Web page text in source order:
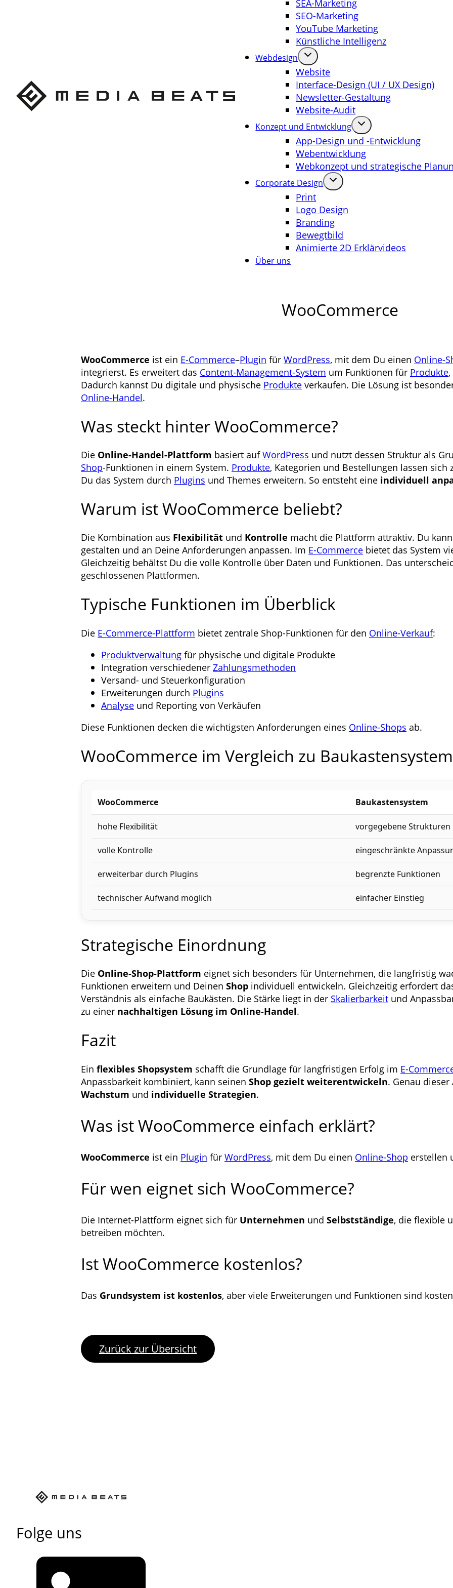
SEA-Marketing
SEO-Marketing
YouTube Marketing
Künstliche Intelligenz
Webdesign
Website
Interface-Design (UI / UX Design)
Newsletter-Gestaltung
Website-Audit
Konzept und Entwicklung
App-Design und -Entwicklung
Webentwicklung
Webkonzept und strategische
Corporate Design
Print
Logo Design
Branding
Bewegtbild
Animierte 2D Erklärvideos
Über uns
WooCommerce
WooCommerce ist ein E-Commerce–Plugin für WordPress, mit dem Du einen Online-
integrierst. Es erweitert das Content-Management-System um Funktionen für Produkte,
Dadurch kannst Du digitale und physische Produkte verkaufen. Die Lösung ist
Online-Handel.
Was steckt hinter WooCommerce?
Die Online-Handel-Plattform basiert aufWordPress und nutzt dessen Struktur als
Shop-Funktionen in einem System. Produkte, Kategorien und Bestellungen lassen
Du das System durch Plugins und Themes erweitern. So entsteht eine individuell
Warum ist WooCommerce beliebt?
Die Kombination aus Flexibilität und Kontrolle macht die Plattform attraktiv. Du
gestalten und an Deine Anforderungen anpassen. Im E-Commerce bietet das System
Gleichzeitig behältst Du die volle Kontrolle über Daten und Funktionen. Das
geschlossenen Plattformen.
Typische Funktionen im Überblick
Die E-Commerce-Plattform bietet zentrale Shop-Funktionen für den Online-Verkauf:
Produktverwaltung für physische und digitale Produkte
Integration verschiedener Zahlungsmethoden
Versand- und Steuerkonfiguration
Erweiterungen durch Plugins
Analyse und Reporting von Verkäufen
Diese Funktionen decken die wichtigsten Anforderungen eines Online-Shops ab.
WooCommerce im Vergleich zu
WooCommerce Baukastensystem
hohe Flexibilität vorgegebene Strukturen
volle Kontrolle eingeschränkte
erweiterbar durch Plugins begrenzte Funktionen
technischer Aufwand möglich einfacher Einstieg
Strategische Einordnung
Die Online-Shop-Plattform eignet sich besonders für Unternehmen, die langfristig
Funktionen erweitern und Deinen Shop individuell entwickeln. Gleichzeitig erfordert
Verständnis als einfache Baukästen. Die Stärke liegt in der Skalierbarkeit und
zu einer nachhaltigen Lösung im Online-Handel.
Fazit
Ein flexibles Shopsystem schafft die Grundlage für langfristigen Erfolg im E-
Anpassbarkeit kombiniert, kann seinen Shop gezielt weiterentwickeln. Genau
Wachstum und individuelle Strategien.
Was ist WooCommerce einfach erklärt?
WooCommerce ist ein Plugin für WordPress, mit dem Du einen Online-Shop erstellen
Für wen eignet sich WooCommerce?
Die Internet-Plattform eignet sich für Unternehmen und Selbstständige, die flexible
betreiben möchten.
Ist WooCommerce kostenlos?
Das Grundsystem ist kostenlos, aber viele Erweiterungen und Funktionen sind
Zurück zur Übersicht
Folge uns